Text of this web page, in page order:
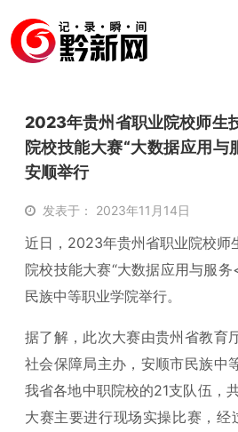
2023年贵州省职业院校师生
院校技能大赛“大数据应用与
安顺举行
发表于： 2023年11月14日
近日，2023年贵州省职业院校师
院校技能大赛“大数据应用与服
民族中等职业学院举行。
据了解，此次大赛由贵州省教育
社会保障局主办，安顺市民族中
我省各地中职院校的21支队伍，
大赛主要进行现场实操比赛，经